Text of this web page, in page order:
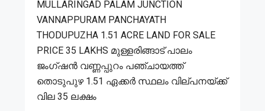
MULLARINGAD PALAM JUNCTION
VANNAPPURAM PANCHAYATH
THODUPUZHA 1.51 ACRE LAND FOR SALE
PRICE 35 LAKHS മുള്ളരിങ്ങാട് പാലം
ജംഗ്ഷൻ വണ്ണപ്പുറം പഞ്ചായത്ത്
തൊടുപുഴ 1.51 ഏക്കർ സ്ഥലം വില്പനയ്ക്ക്
വില 35 ലക്ഷം